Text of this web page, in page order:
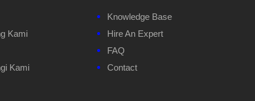
Kami
Kami
Knowledge Base
Hire An Expert
FAQ
Contact